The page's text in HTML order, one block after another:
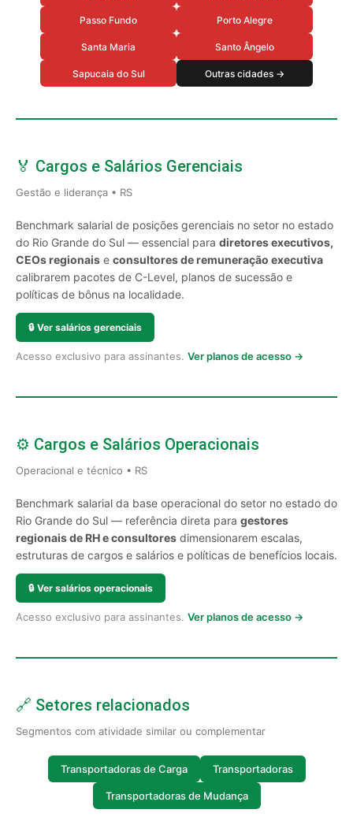
Passo Fundo Porto Alegre
Santa Maria Santo Ângelo
Sapucaia do Sul Outras cidades →
🏅 Cargos e Salários Gerenciais
Gestão e liderança • RS
Benchmark salarial de posições gerenciais no setor no estado
do Rio Grande do Sul — essencial para diretores executivos,
CEOs regionais e consultores de remuneração executiva
calibrarem pacotes de C-Level, planos de sucessão e
políticas de bônus na localidade.
🔒 Ver salários gerenciais
Acesso exclusivo para assinantes. Ver planos de acesso →
⚙️ Cargos e Salários Operacionais
Operacional e técnico • RS
Benchmark salarial da base operacional do setor no estado do
Rio Grande do Sul — referência direta para gestores
regionais de RH e consultores dimensionarem escalas,
estruturas de cargos e salários e políticas de benefícios locais.
🔒 Ver salários operacionais
Acesso exclusivo para assinantes. Ver planos de acesso →
🔗 Setores relacionados
Segmentos com atividade similar ou complementar
Transportadoras de Carga Transportadoras
Transportadoras de Mudança